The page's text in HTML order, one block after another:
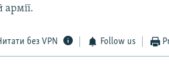
армії.
без VPN Follow us